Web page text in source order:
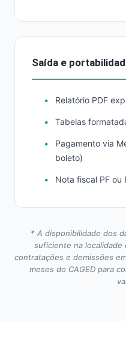
Saída e
Relatório PDF
Tabelas
Pagamento via
boleto)
Nota fiscal PF ou
* A disponibilidade dos
suficiente na
contratações e demissões
meses do CAGED para